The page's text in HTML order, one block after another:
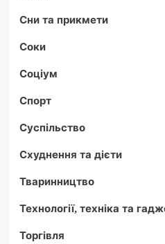
Сни та прикмети
Соки
Соціум
Спорт
Суспільство
Схуднення та дієти
Тваринництво
Технології, техніка та
Торгівля